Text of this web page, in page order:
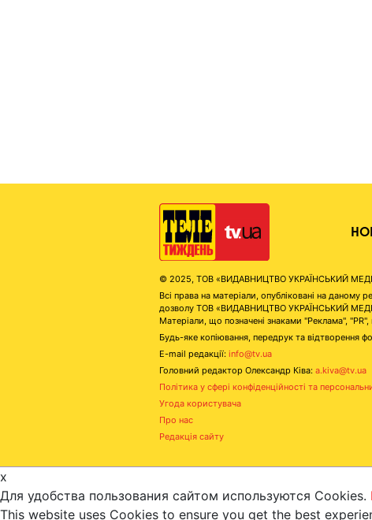
© 2025, ТОВ «ВИДАВНИЦТВО УКРАЇНСЬКИЙ МЕДІА
Всі права на матеріали, опубліковані на
дозволу ТОВ «ВИДАВНИЦТВО УКРАЇНСЬКИЙ МЕДІА
Матеріали, що позначені знаками "Реклама",
Будь-яке копіювання, передрук та відтворення
E-mail редакції: info@tv.ua
Головний редактор Олександр Ківа: a.kiva@tv.ua
Політика у сфері конфіденційності та
Угода користувача
Про нас
Редакція сайту
x
Для удобства пользования сайтом используются Cookies.
This website uses Cookies to ensure you get the best